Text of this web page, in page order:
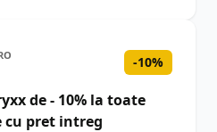
-10%
de - 10% la toate
cu pret intreg